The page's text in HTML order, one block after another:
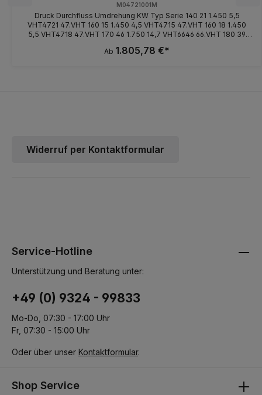
M04721001M
Druck Durchfluss Umdrehung KW Typ Serie 140 21 1.450 5,5
VHT4721 47.VHT 160 15 1.450 4,5 VHT4715 47.VHT 160 18 1.450
5,5 VHT4718 47.VHT 170 46 1.750 14,7 VHT6646 66.VHT 180 39
Bestandteilen und Werkstoffen, geeignet für Waschanlagen und
Ab 1.805,78 €*
Widerruf per Kontaktformular
Service-Hotline
Unterstützung und Beratung unter:
+49 (0) 9324 - 99833
Mo-Do, 07:30 - 17:00 Uhr
Fr, 07:30 - 15:00 Uhr
Oder über unser Kontaktformular.
Shop Service